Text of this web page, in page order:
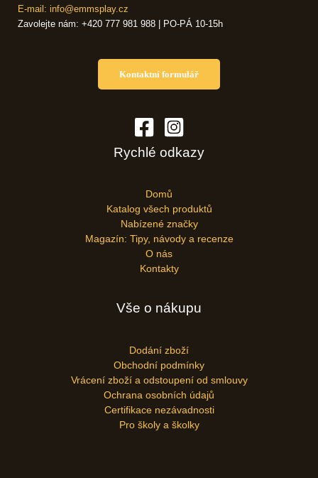
E-mail: info@emmsplay.cz
Zavolejte nám: +420 777 981 988 | PO-PÁ 10-15h
Kontaktní formulář
Rychlé odkazy
Domů
Katalog všech produktů
Nabízené značky
Magazín: Tipy, návody a recenze
O nás
Kontakty
Vše o nákupu
Dodání zboží
Obchodní podmínky
Vrácení zboží a odstoupení od smlouvy
Ochrana osobních údajů
Certifikace nezávadnosti
Pro školy a školky